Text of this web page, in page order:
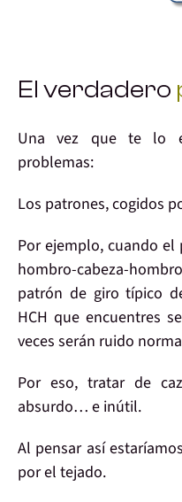
El verdadero
Una vez quete lo
problemas:
Los patrones, cogidos
Por ejemplo, cuando el
hombro-cabeza-hombro
patrón de girotípico
HCH que encuentres
veces serán ruido
Por eso, tratar de
absurdo… e inútil.
Al pensar así
por el tejado.